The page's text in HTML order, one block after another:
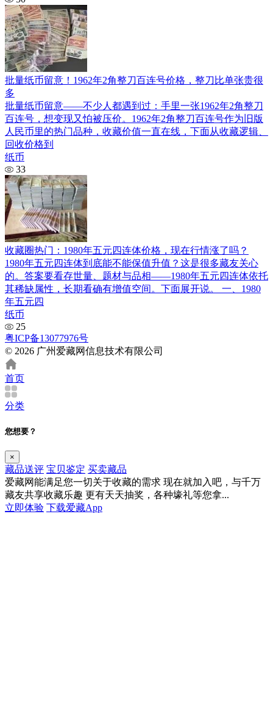
批量纸币留意！1962年2角整刀百连号价格，整刀比单张贵很
多
批量纸币留意——不少人都遇到过：手里一张1962年2角整刀
百连号，想变现又怕被压价。1962年2角整刀百连号作为旧版
人民币里的热门品种，收藏价值一直在线，下面从收藏逻辑、
回收价格到
纸币
33
收藏圈热门：1980年五元四连体价格，现在行情涨了吗？
1980年五元四连体到底能不能保值升值？这是很多藏友关心
的。答案要看存世量、题材与品相——1980年五元四连体依托
其稀缺属性，长期看确有增值空间。下面展开说。 一、1980
年五元四
纸币
25
粤ICP备13077976号
© 2026 广州爱藏网信息技术有限公司
首页
分类
您想要？
×
藏品送评 宝贝鉴定 买卖藏品
爱藏网能满足您一切关于收藏的需求 现在就加入吧，与千万
藏友共享收藏乐趣 更有天天抽奖，各种壕礼等您拿...
立即体验 下载爱藏App